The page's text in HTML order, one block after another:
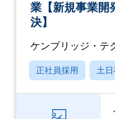
業【新規事業開
決】
ケンブリッジ・テ
正社員採用 土